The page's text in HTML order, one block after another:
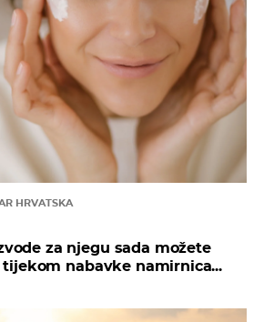
HRVATSKA
za njegu sada možete
nabavke namirnica...